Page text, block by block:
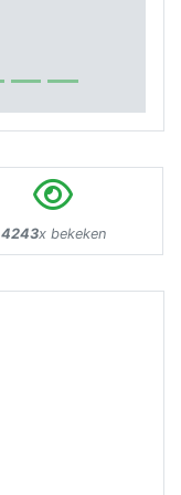
4243x bekeken